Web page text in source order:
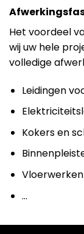
Het voordeel
wij uw hele
volledige
Leidingen
Kokers en
Vloerwerken
…